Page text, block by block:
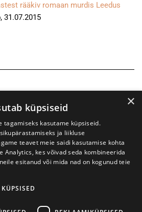
rääkiv romaan murdis Leedus
31.07.2015
×
küpsiseid
tagamiseks kasutame küpsiseid.
ja liikluse
teavet meie saidi kasutamise kohta
Analytics, kes võivad seda kombineerida
esitanud või mida nad on kogunud teie